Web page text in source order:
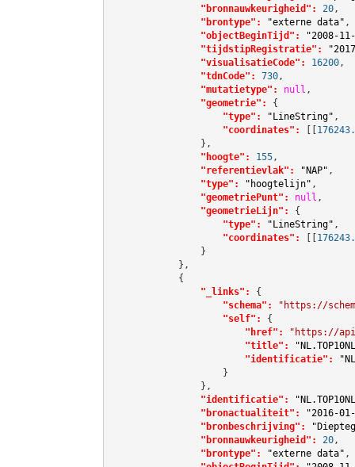
"bronnauwkeurigheid":
20,
"brontype":
"externe data" ,
"objectBeginTijd":
"2008-
"tijdstipRegistratie":
"visualisatieCode":
16200,
"tdnCode":
730,
"mutatietype":
null ,
"geometrie":
{
"type":
"LineString" ,
"coordinates":
[[
                },
"hoogte":
155,
"referentievlak":
"NAP" ,
"type":
"hoogtelijn" ,
"geometriePunt":
null ,
"geometrieLijn":
{
"type":
"LineString" ,
"coordinates":
[[
                }
            },
            {
"_links":
{
"schema":
"https://
"self":
{
"href":
"https://
"title":
"identificatie":
                    }
                },
"identificatie":
"bronactualiteit":
"2016-
"bronbeschrijving":
"bronnauwkeurigheid":
20,
"brontype":
"externe data" ,